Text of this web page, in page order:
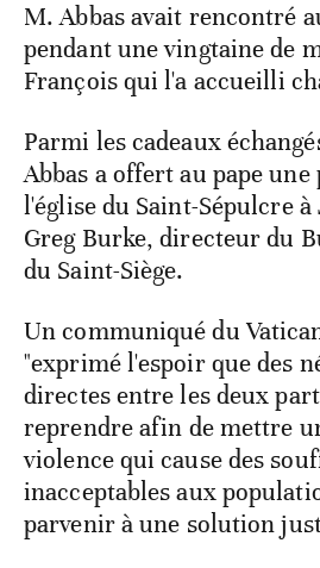
M. Abbas avait rencontré
pendant une vingtaine de
François qui l'a accueilli
Parmi les cadeaux
Abbas a offert au pape
l'église du Saint-Sépulcre
Greg Burke, directeur du
du Saint-Siège.
Un communiqué du
"exprimé l'espoir que des
directes entre les deux
reprendre afin de mettre
violence qui cause des
inacceptables aux
parvenir à une solution